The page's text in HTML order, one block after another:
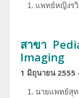
แพทย์หญิงรวิ
สาขา
Imaging
1 มิถุนายน 2555
นายแพทย์สุ